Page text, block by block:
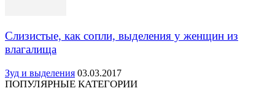
Слизистые, как сопли, выделения у женщин из
влагалища
Зуд и выделения 03.03.2017
ПОПУЛЯРНЫЕ КАТЕГОРИИ